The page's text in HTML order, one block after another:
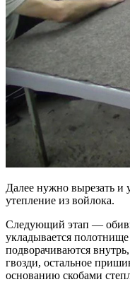
Далее нужно вырезать
утепление из войлока.
Следующий этап —
укладывается
подворачиваются
гвозди, остальное
основанию скобами